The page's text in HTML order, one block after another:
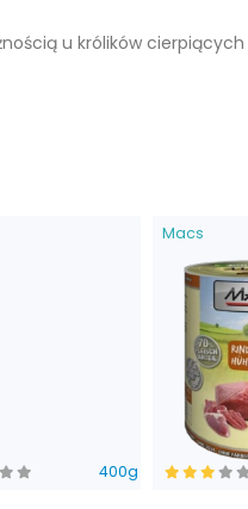
u królików
400g
Macs